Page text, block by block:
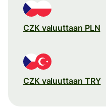
CZK valuuttaan PLN
CZK valuuttaan TRY